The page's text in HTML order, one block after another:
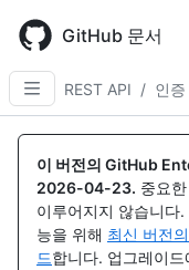
main
content
GitHub 문서
REST API / 인증
이 버전의 GitHub
2026-04-23. 중요
이루어지지 않습니다
능을 위해 최신 버전
드합니다. 업그레이